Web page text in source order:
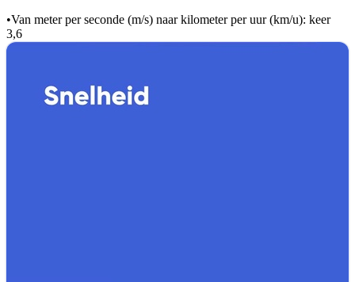
•Van meter per seconde (m/s) naar kilometer per uur (km/u): keer
3,6